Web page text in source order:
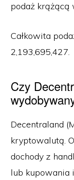
podaż krążącą
Całkowita
2,193,695,427.
Czy
Decentraland
kryptowalutą.
dochody z
lub kupowania